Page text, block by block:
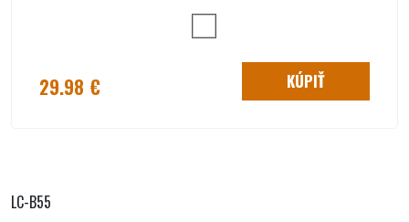
29.98 € KÚPIŤ
LC-B55